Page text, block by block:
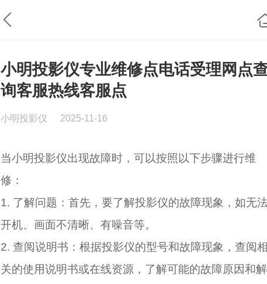
小明投影仪专业维修点电话受理网点
询客服热线客服点
小明投影仪 2025-11-16
当小明投影仪出现故障时，可以按照以下步骤进行维
修：
1. 了解问题：首先，要了解投影仪的故障现象，如无
开机、画面不清晰、有噪音等。
2. 查阅说明书：根据投影仪的型号和故障现象，查阅相
关的使用说明书或在线资源，了解可能的故障原因和解